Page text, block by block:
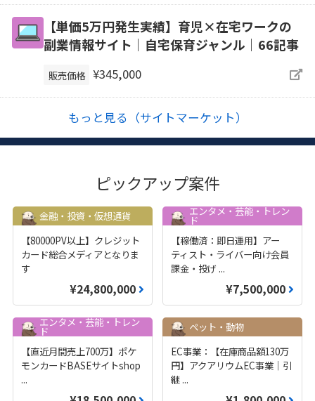
【単価5万円発生実績】育児×在宅ワークの
副業情報サイト｜自宅保育ジャンル｜66記事
販売価格 ¥345,000
もっと見る（サイトマーケット）
ピックアップ案件
金融・投資・仮想通貨
【80000PV以上】クレジット
カード総合メディアとなりま
す
¥24,800,000
エンタメ・芸能・トレン
ド
【稼働済：即日運用】アー
ティスト・ライバー向け会員
課金・投げ ...
¥7,500,000
エンタメ・芸能・トレン
ド
【直近月間売上700万】ポケ
モンカードBASEサイトshop
...
ペット・動物
EC事業：【在庫商品額130万
円】アクアリウムEC事業｜引
継 ...